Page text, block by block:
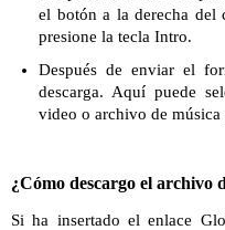
el botón a la derecha del
presione la tecla Intro.
Después de enviar el
descarga. Aquí puede
video o archivo de
¿Cómo descargo el archivo
Si ha insertado el enlace